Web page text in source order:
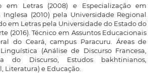
em Letras (2008) e Especialização em
(2010) pela Universidade Regional
em Letras pela Universidade do Estado do
(2016). Técnico em Assuntos Educacionais
do Ceará, campus Paracuru. Áreas de
(Análise de Discurso Francesa,
do Discurso, Estudos bakhtinianos,
Literatura) e Educação.